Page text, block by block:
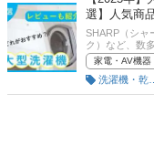
ので、売れ筋
選】人気商
SHARP（シャ
ク）など、数
まざまなサイ
量6～8kgが目
洗濯する場合
より大容量な
す！後半には
ので、売れ筋
家電・AV機器